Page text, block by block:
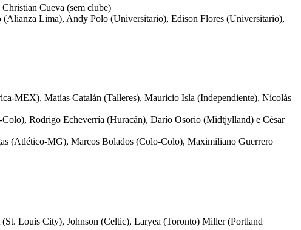
Cueva (sem clube)
Lima), Andy Polo (Universitario), Edison Flores (Universitario),
MEX), Matías Catalán (Talleres), Mauricio Isla (Independiente), Nicolás
Rodrigo Echeverría (Huracán), Darío Osorio (Midtjylland) e César
(Atlético-MG), Marcos Bolados (Colo-Colo), Maximiliano Guerrero
Louis City), Johnson (Celtic), Laryea (Toronto) Miller (Portland